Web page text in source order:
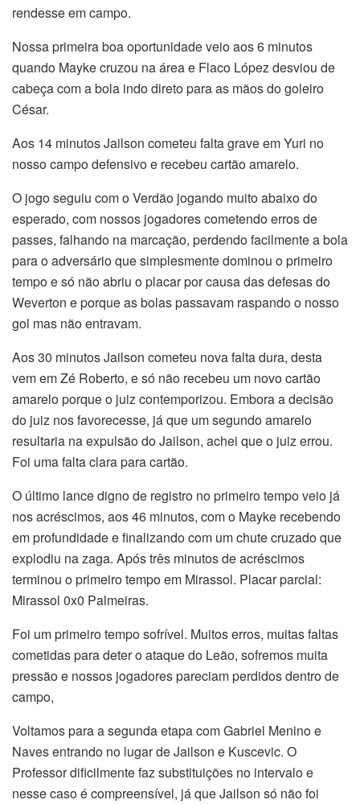
rendesse em campo.
Nossa primeira boa oportunidade veio aos 6 minutos
quando Mayke cruzou na área e Flaco López desviou de
cabeça com a bola indo direto para as mãos do goleiro
César.
Aos 14 minutos Jailson cometeu falta grave em Yuri no
nosso campo defensivo e recebeu cartão amarelo.
O jogo seguiu com o Verdão jogando muito abaixo do
esperado, com nossos jogadores cometendo erros de
passes, falhando na marcação, perdendo facilmente a bola
para o adversário que simplesmente dominou o primeiro
tempo e só não abriu o placar por causa das defesas do
Weverton e porque as bolas passavam raspando o nosso
gol mas não entravam.
Aos 30 minutos Jailson cometeu nova falta dura, desta
vem em Zé Roberto, e só não recebeu um novo cartão
amarelo porque o juiz contemporizou. Embora a decisão
do juiz nos favorecesse, já que um segundo amarelo
resultaria na expulsão do Jailson, achei que o juiz errou.
Foi uma falta clara para cartão.
O último lance digno de registro no primeiro tempo veio já
nos acréscimos, aos 46 minutos, com o Mayke recebendo
em profundidade e finalizando com um chute cruzado que
explodiu na zaga. Após três minutos de acréscimos
terminou o primeiro tempo em Mirassol. Placar parcial:
Mirassol 0x0 Palmeiras.
Foi um primeiro tempo sofrível. Muitos erros, muitas faltas
cometidas para deter o ataque do Leão, sofremos muita
pressão e nossos jogadores pareciam perdidos dentro de
campo,
Voltamos para a segunda etapa com Gabriel Menino e
Naves entrando no lugar de Jailson e Kuscevic. O
Professor dificilmente faz substituições no intervalo e
nesse caso é compreensível, já que Jailson só não foi